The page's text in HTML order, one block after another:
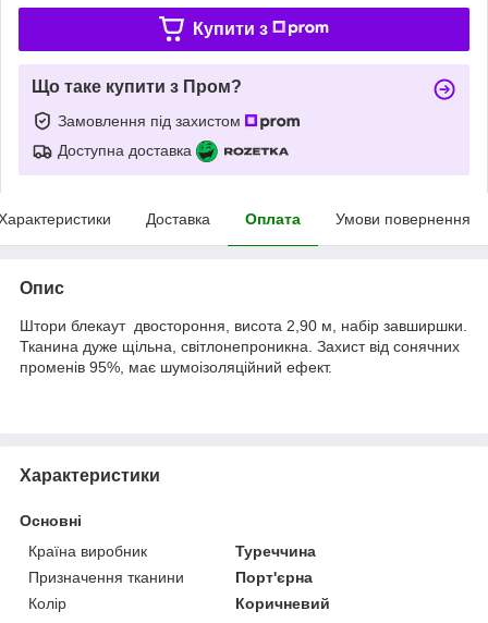
Купити з
Що таке купити з Пром?
Замовлення під захистом
Доступна доставка
Доставка Оплата Умови повернення
Опис
Штори блекаут двостороння, висота 2,90 м, набір завширшки.
Тканина дуже щільна, світлонепроникна. Захист від сонячних
променів 95%, має шумоізоляційний ефект.
Характеристики
Основні
Країна виробник
Туреччина
Призначення тканини
Порт'єрна
Колір
Коричневий